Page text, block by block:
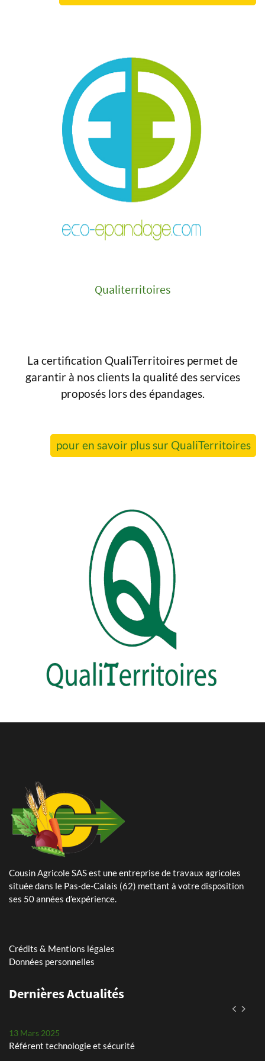
Qualiterritoires
La certification QualiTerritoires permet de
garantir à nos clients la qualité des services
proposés lors des épandages.
pour en savoir plus sur QualiTerritoires
Cousin Agricole SAS est une entreprise de travaux agricoles
située dans le Pas-de-Calais (62) mettant à votre disposition
ses 50 années d’expérience.
Crédits & Mentions légales
Données personnelles
Dernières Actualités
24 Mai 2024
Plantation de pommes de terre – planteuse Dewulf Certa 40
Arrachage de betteraves sucrières avec notre Ropa Tiger 6s
Assistant(e) paie et RH
13 Mars 2025
Référent technologie et sécurité